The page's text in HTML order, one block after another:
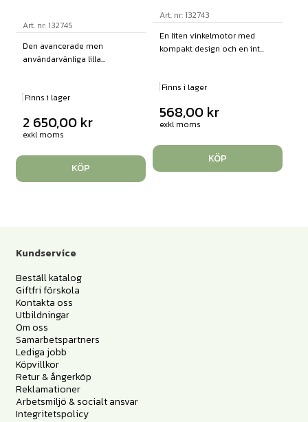
Art. nr: 132745
Den avancerade men
användarvänliga lilla...
Finns i lager
2 650,00 kr
exkl moms
KÖP
Art. nr: 132743
En liten vinkelmotor med
kompakt design och en int...
Finns i lager
568,00 kr
exkl moms
KÖP
Kundservice
Beställ katalog
Giftfri förskola
Kontakta oss
Utbildningar
Om oss
Samarbetspartners
Lediga jobb
Köpvillkor
Retur & ångerköp
Reklamationer
Arbetsmiljö & socialt ansvar
Integritetspolicy